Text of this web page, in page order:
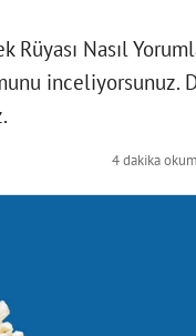
Rüyası Nasıl
inceliyorsunuz.
4 dakika